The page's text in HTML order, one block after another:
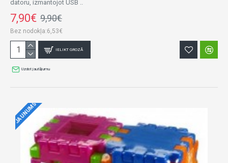
datoru, izmantojot USB ..
7,90€ 9,90€
Bez nodokļa:6,53€
IELIKT GROZĀ
Uzdot jautājumu
JAUNUMS